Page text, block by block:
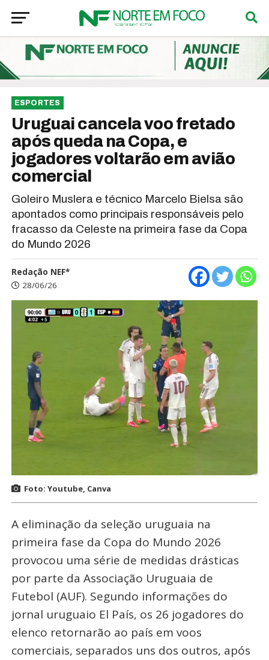
ESPORTES
Uruguai cancela voo fretado
após queda na Copa, e
jogadores voltarão em avião
comercial
Goleiro Muslera e técnico Marcelo Bielsa são
apontados como principais responsáveis pelo
fracasso da Celeste na primeira fase da Copa
do Mundo 2026
Redação NEF*
28/06/26
Foto: Youtube, Canva
A eliminação da seleção uruguaia na
primeira fase da Copa do Mundo 2026
provocou uma série de medidas drásticas
por parte da Associação Uruguaia de
Futebol (AUF). Segundo informações do
jornal uruguaio El País, os 26 jogadores do
elenco retornarão ao país em voos
comerciais, separados uns dos outros, após